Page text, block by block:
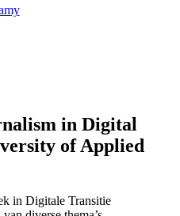
in Digital
of Applied
in Digitale Transitie